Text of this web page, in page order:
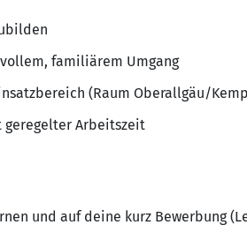
familiärem Umgang
(Raum Oberallgäu/
geregelter Arbeitszeit
und auf deine kurz Bewerbung